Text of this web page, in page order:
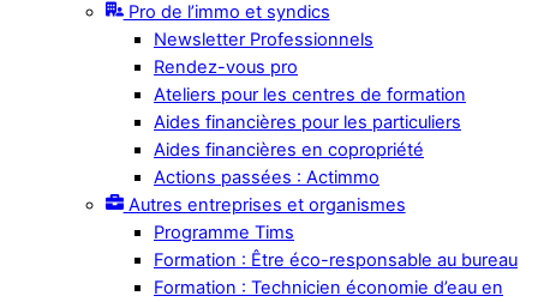
Pro de l’immo et syndics
Newsletter Professionnels
Rendez-vous pro
Ateliers pour les centres de formation
Aides financières pour les particuliers
Aides financières en copropriété
Actions passées : Actimmo
Autres entreprises et organismes
Programme Tims
Formation : Être éco-responsable au bureau
Formation : Technicien économie d’eau en